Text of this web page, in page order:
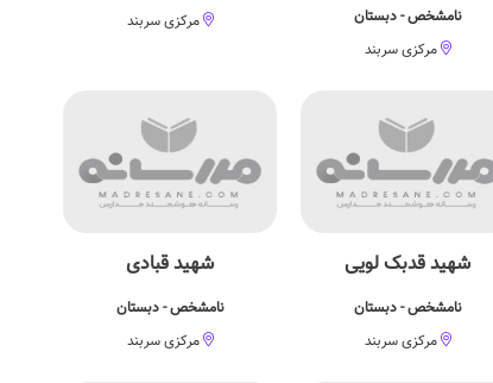
نامشخص - دبستان
مرکزی سربند
مرکزی سربند
شهید قدبک لویی
نامشخص - دبستان
مرکزی سربند
شهید قبادی
نامشخص - دبستان
مرکزی سربند